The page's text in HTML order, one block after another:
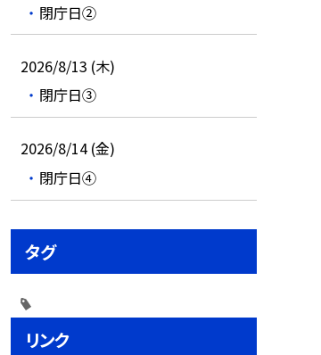
閉庁日②
2026/8/13 (木)
閉庁日③
2026/8/14 (金)
閉庁日④
タグ
リンク